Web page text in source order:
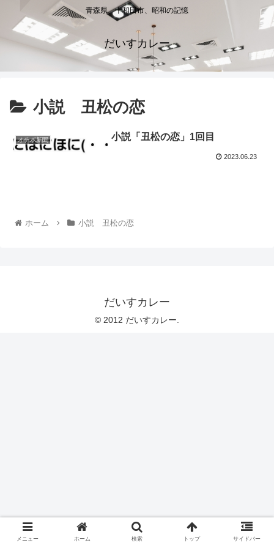
青森県、十和田市、昭和の記憶
だいすカレー
小説 丑松の恋
オチボ新聞 小説「丑松の恋」1回目
2023.06.23
ホーム 小説 丑松の恋
だいすカレー
© 2012 だいすカレー.
メニュー ホーム 検索 トップ サイドバー